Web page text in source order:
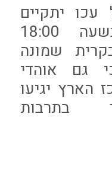
יתקיים
במוצ"ש הקרוב בשעה 18:00
שמונה
גם אוהדי
הארץ יגיעו
בתרבות